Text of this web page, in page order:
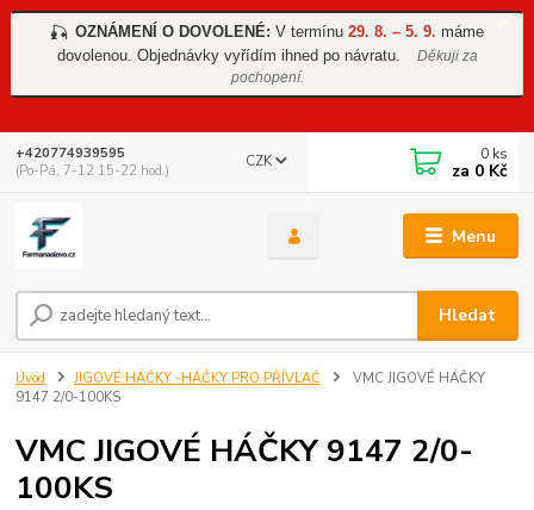
🎣 OZNÁMENÍ O DOVOLENÉ: V termínu 29. 8. – 5. 9. máme
dovolenou. Objednávky vyřídím ihned po návratu.
Děkuji za
pochopení.
Menu
CZK
Hledat
+420774939595
(Po-Pá, 7-12 15-22 hod.)
0 ks
za 0 Kč
Úvod JIGOVÉ HÁČKY -HÁČKY PRO PŘÍVLAČ
VMC JIGOVÉ HÁČKY
9147 2/0-100KS
VMC JIGOVÉ HÁČKY 9147 2/0-
100KS